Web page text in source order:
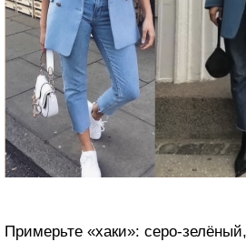
Примерьте «хаки»: серо-